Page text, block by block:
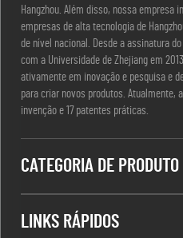
Hangzhou. Além disso, nossa empresa
empresas de alta tecnologia de
de nível nacional. Desde a assinatura
com a Universidade de Zhejiang em
ativamente em inovação e pesquisa e
para criar novos produtos. Atualmente,
invenção e 17 patentes práticas.
CATEGORIA DE PRODUTO
LINKS RÁPIDOS